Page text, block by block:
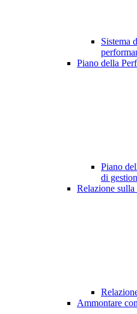
Sistema
Piano della
Piano
di
Relazione sulla
Ammontare